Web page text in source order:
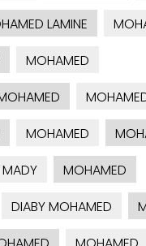
LAMINE
MOHAMED
MOHAMED
MADY
MOHAMED
DIABY MOHAMED